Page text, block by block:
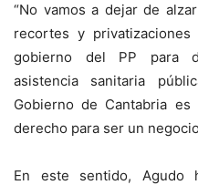
“No vamos a dejar de
recortes y
gobierno del PP para
asistencia sanitaria
Gobierno de Cantabria
derecho para ser un
En este sentido, Agudo